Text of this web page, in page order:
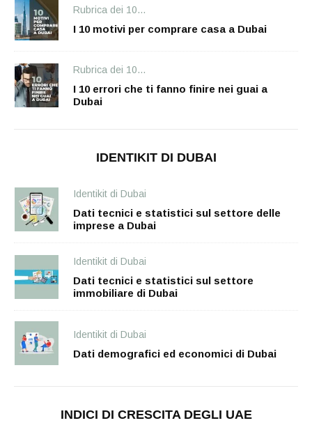
Rubrica dei 10...
I 10 motivi per comprare casa a Dubai
Rubrica dei 10...
I 10 errori che ti fanno finire nei guai a
Dubai
IDENTIKIT DI DUBAI
Identikit di Dubai
Dati tecnici e statistici sul settore delle
imprese a Dubai
Identikit di Dubai
Dati tecnici e statistici sul settore
immobiliare di Dubai
Identikit di Dubai
Dati demografici ed economici di Dubai
INDICI DI CRESCITA DEGLI UAE